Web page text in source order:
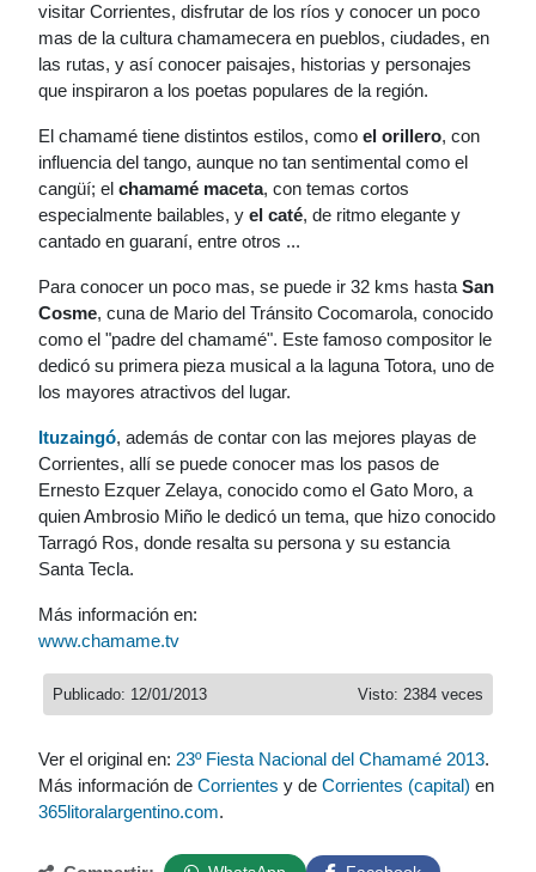
visitar Corrientes, disfrutar de los ríos y conocer un poco
mas de la cultura chamamecera en pueblos, ciudades, en
las rutas, y así conocer paisajes, historias y personajes
que inspiraron a los poetas populares de la región.
El chamamé tiene distintos estilos, como el orillero, con
influencia del tango, aunque no tan sentimental como el
cangüí; el chamamé maceta, con temas cortos
especialmente bailables, y el caté, de ritmo elegante y
cantado en guaraní, entre otros ...
Para conocer un poco mas, se puede ir 32 kms hasta San
Cosme, cuna de Mario del Tránsito Cocomarola, conocido
como el "padre del chamamé". Este famoso compositor le
dedicó su primera pieza musical a la laguna Totora, uno de
los mayores atractivos del lugar.
Ituzaingó, además de contar con las mejores playas de
Corrientes, allí se puede conocer mas los pasos de
Ernesto Ezquer Zelaya, conocido como el Gato Moro, a
quien Ambrosio Miño le dedicó un tema, que hizo conocido
Tarragó Ros, donde resalta su persona y su estancia
Santa Tecla.
Más información en:
www.chamame.tv
Visto: 2384 veces
Publicado: 12/01/2013
Ver el original en: 23º Fiesta Nacional del Chamamé 2013.
Más información de Corrientes y de Corrientes (capital) en
365litoralargentino.com.